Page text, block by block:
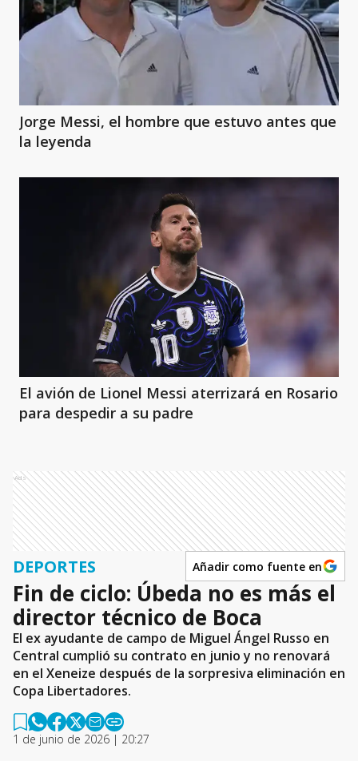
Jorge Messi, el hombre que estuvo antes que
la leyenda
El avión de Lionel Messi aterrizará en Rosario
para despedir a su padre
Ads
DEPORTES Añadir como fuente en
Fin de ciclo: Úbeda no es más el
director técnico de Boca
El ex ayudante de campo de Miguel Ángel Russo en
Central cumplió su contrato en junio y no renovará
en el Xeneize después de la sorpresiva eliminación en
Copa Libertadores.
1 de junio de 2026 | 20:27